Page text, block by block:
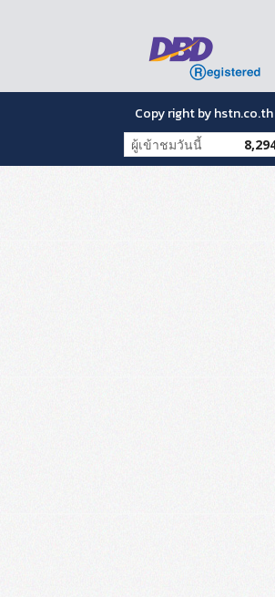
Copy right by hstn.co.th
ผู้เข้าชมวันนี้